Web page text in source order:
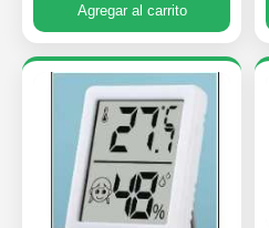
Agregar al carrito